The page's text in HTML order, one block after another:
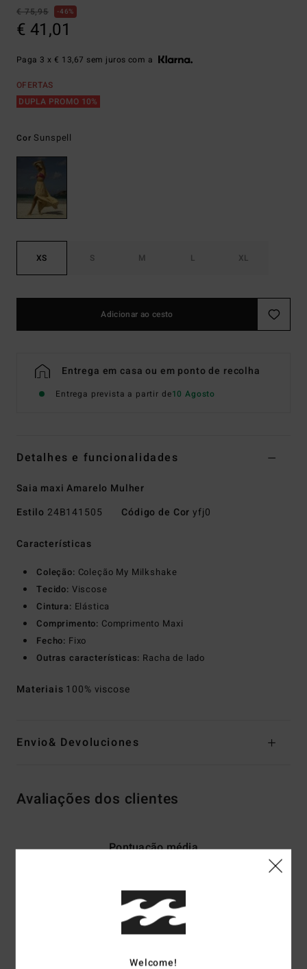
€ 75,95
46%
€ 41,01
Paga 3 x € 13,67 sem juros com a
OFERTAS
DUPLA PROMO 10%
Cor Sunspell
XS S M L XL
Adicionar ao cesto
Entrega em casa ou em ponto de recolha
Entrega prevista a partir de10 Agosto
Detalhes e funcionalidades
Saia maxi Amarelo Mulher
Estilo 24B141505 Código de Cor yfj0
Características
Coleção: Coleção My Milkshake
Tecido: Viscose
Cintura: Elástica
Comprimento: Comprimento Maxi
Fecho: Fixo
Outras características: Racha de lado
Materiais 100% viscose
Envio& Devoluciones
Avaliações dos clientes
Pontuação média
4.5
2 avaliações verificadasdesde Setembro 2025
Welcome!